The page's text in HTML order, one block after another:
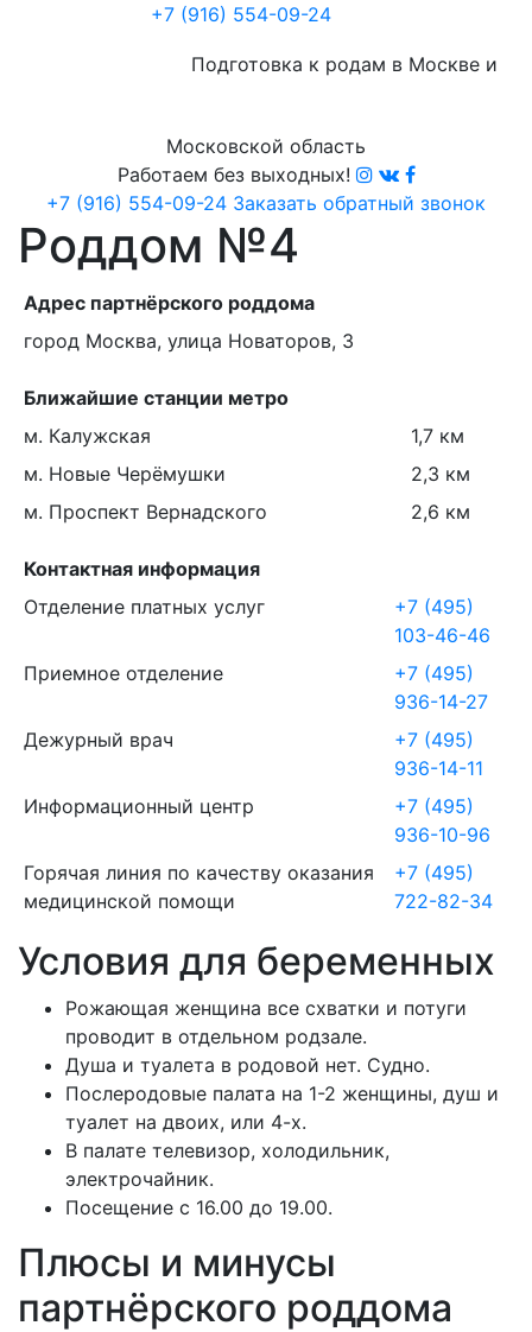
+7 (916) 554-09-24
Подготовка к родам в Москве и
Московской область
+7 (916) 554-09-24 Заказать обратный звонок
Работаем без выходных!
Роддом №4
Адрес партнёрского роддома
город Москва, улица Новаторов, 3
Ближайшие станции метро
м. Калужская
1,7 км
м. Новые Черёмушки
2,3 км
м. Проспект Вернадского
2,6 км
Контактная информация
Отделение платных услуг
+7 (495)
103-46-46
Приемное отделение
+7 (495)
936-14-27
Дежурный врач
+7 (495)
936-14-11
Информационный центр
+7 (495)
936-10-96
Горячая линия по качеству оказания
медицинской помощи
+7 (495)
722-82-34
Условия для беременных
Рожающая женщина все схватки и потуги
проводит в отдельном родзале.
Душа и туалета в родовой нет. Судно.
Послеродовые палата на 1-2 женщины, душ и
туалет на двоих, или 4-х.
В палате телевизор, холодильник,
электрочайник.
Посещение с 16.00 до 19.00.
Плюсы и минусы
партнёрского роддома